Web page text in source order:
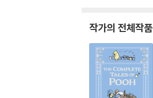
작가의 전체작품